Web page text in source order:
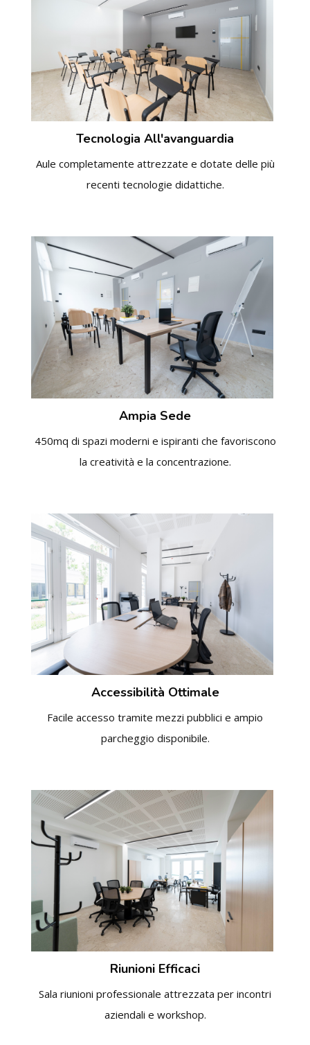
Tecnologia All'avanguardia
Aule completamente attrezzate e dotate delle più
recenti tecnologie didattiche.
Ampia Sede
450mq di spazi moderni e ispiranti che favoriscono
la creatività e la concentrazione.
Accessibilità Ottimale
Facile accesso tramite mezzi pubblici e ampio
parcheggio disponibile.
Riunioni Efficaci
Sala riunioni professionale attrezzata per incontri
aziendali e workshop.